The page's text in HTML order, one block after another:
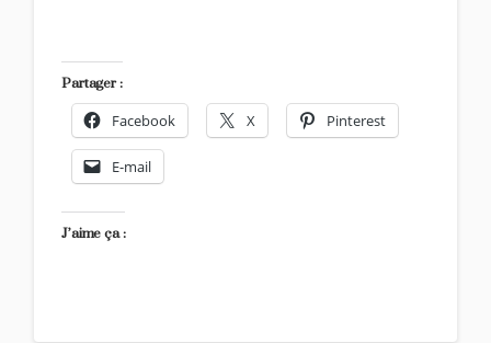
Partager :
Facebook X Pinterest
E-mail
J’aime ça :